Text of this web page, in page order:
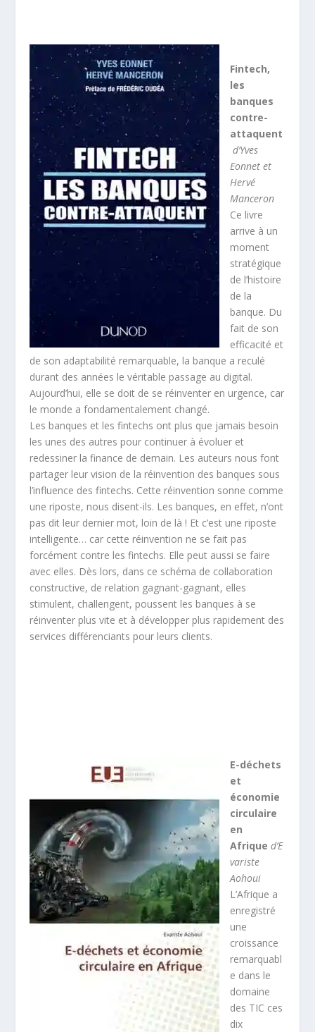
Fintech,
les
banques
contre-
attaquent
d’Yves
Eonnet et
Hervé
Manceron
Ce livre
arrive à un
moment
stratégique
de l’histoire
de la
banque. Du
fait de son
efficacité et
de son adaptabilité remarquable, la banque a reculé
durant des années le véritable passage au digital.
Aujourd’hui, elle se doit de se réinventer en urgence, car
le monde a fondamentalement changé.
Les banques et les fintechs ont plus que jamais besoin
les unes des autres pour continuer à évoluer et
redessiner la finance de demain. Les auteurs nous font
partager leur vision de la réinvention des banques sous
l’influence des fintechs. Cette réinvention sonne comme
une riposte, nous disent-ils. Les banques, en effet, n’ont
pas dit leur dernier mot, loin de là ! Et c’est une riposte
intelligente… car cette réinvention ne se fait pas
forcément contre les fintechs. Elle peut aussi se faire
avec elles. Dès lors, dans ce schéma de collaboration
constructive, de relation gagnant-gagnant, elles
stimulent, challengent, poussent les banques à se
réinventer plus vite et à développer plus rapidement des
services différenciants pour leurs clients.
E-déchets
et
économie
circulaire
en
Afriqued’E
variste
Aohoui
L’Afrique a
enregistré
une
croissance
remarquabl
e dans le
domaine
des TIC ces
dix